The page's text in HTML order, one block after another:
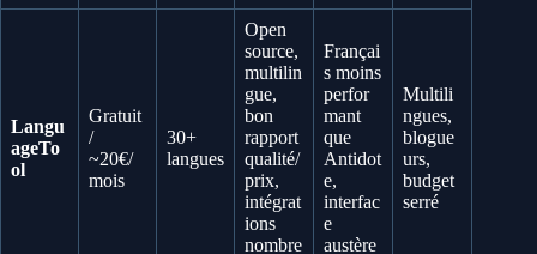
Langu
ageTo
ol
Gratuit
/
~20€/
mois
30+
langues
Open
source,
multilin
gue,
bon
rapport
qualité/
prix,
intégrat
ions
nombre
Françai
s moins
perfor
mant
que
Antidot
e,
interfac
e
austère
Multili
ngues,
blogue
urs,
budget
serré